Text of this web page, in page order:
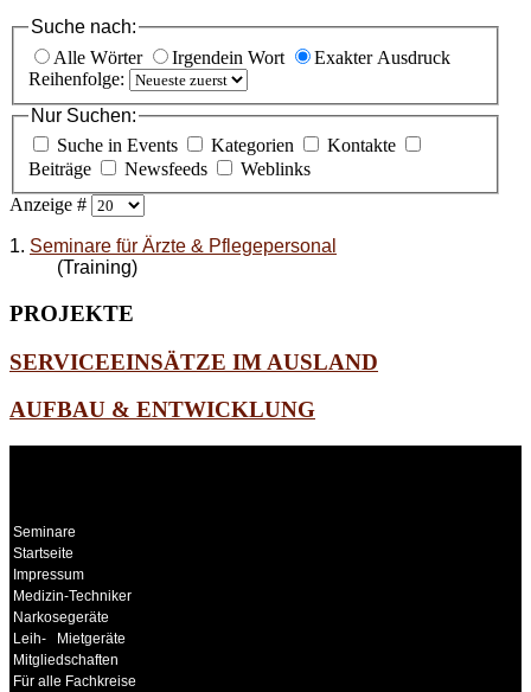
Suche nach:
Alle Wörter
Irgendein Wort
Exakter Ausdruck
Reihenfolge:
Nur Suchen:
Suche in Events
Kategorien
Kontakte
Beiträge
Newsfeeds
Weblinks
Anzeige #
1. Seminare für Ärzte & Pflegepersonal
(Training)
PROJEKTE
SERVICEEINSÄTZE IM AUSLAND
AUFBAU & ENTWICKLUNG
Seminare
Startseite
Impressum
Medizin-Techniker
Narkosegeräte
Leih-
Mietgeräte
Mitgliedschaften
Für alle Fachkreise